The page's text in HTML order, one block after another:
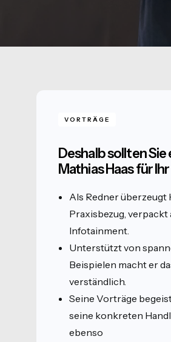
VORTRÄGE
Deshalb sollten
Mathias Haas für
Als Redner überzeugt
Praxisbezug, verpackt
Infotainment.
Unterstützt von
Beispielen macht er
verständlich.
Seine Vorträge
seine konkreten
ebenso